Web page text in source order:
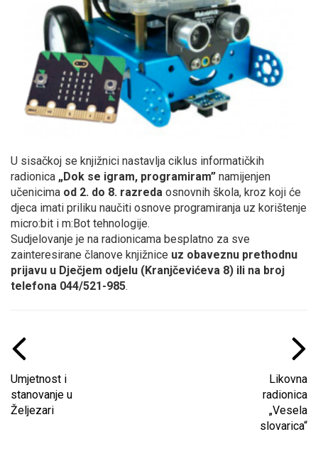
U sisačkoj se knjižnici nastavlja ciklus informatičkih
radionica „Dok se igram, programiram” namijenjen
učenicima od 2. do 8. razreda osnovnih škola, kroz koji će
djeca imati priliku naučiti osnove programiranja uz korištenje
micro:bit i m:Bot tehnologije.
Sudjelovanje je na radionicama besplatno za sve
zainteresirane članove knjižnice uz obaveznu prethodnu
prijavu u Dječjem odjelu (Kranjčevićeva 8) ili na broj
telefona 044/521-985.
Umjetnost i
stanovanje u
Željezari
Likovna
radionica
„Vesela
slovarica“